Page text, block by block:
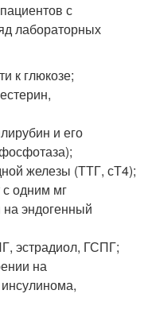
с
лабораторных
к глюкозе;
и его
железы (ТТГ, сТ4);
с одним мг
эндогенный
эстрадиол, ГСПГ;
на